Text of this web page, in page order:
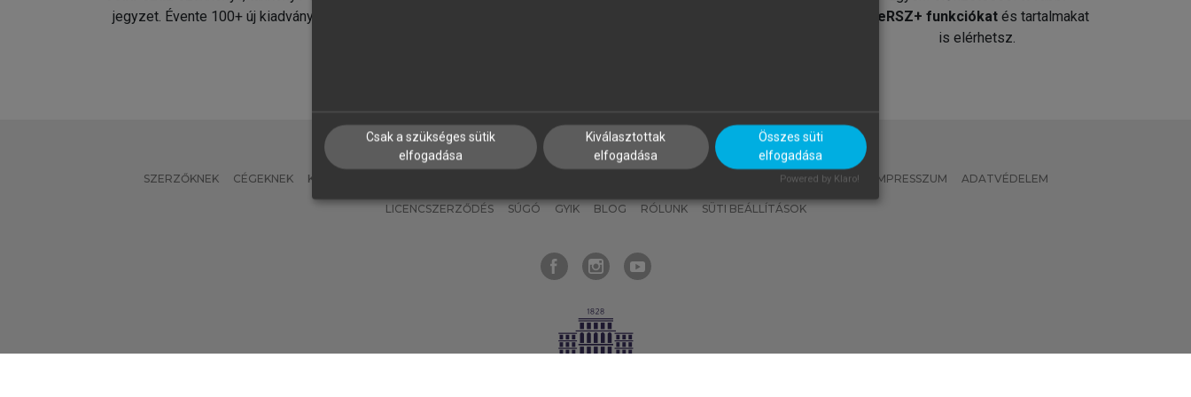
jegyzet. Évente 100+ új kiadvány.
MeRSZ+ funkciókat és tartalmakat
is elérhetsz.
SZERZŐKNEK CÉGEKNEK KÖNYVTÁROSOKNAK MI – ÁLTALÁNOS IRÁNYELVEK IMPRESSZUM ADATVÉDELEM
LICENCSZERZŐDÉS SÚGÓ GYIK BLOG RÓLUNK SÜTI BEÁLLÍTÁSOK
Csak a szükséges sütik
elfogadása
Kiválasztottak
elfogadása
Összes süti
elfogadása
Powered by Klaro!